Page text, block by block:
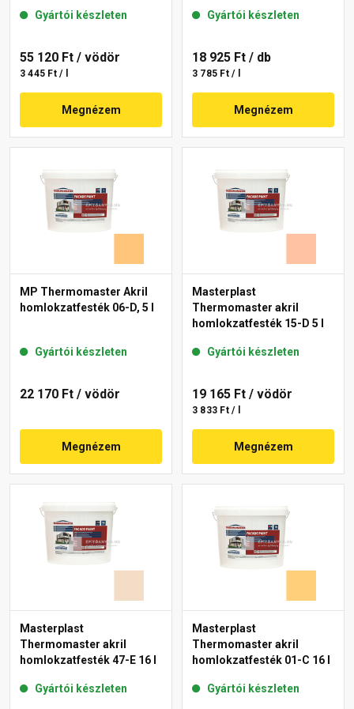
Gyártói készleten
55 120 Ft / vödör
3 445 Ft / l
Megnézem
Gyártói készleten
18 925 Ft / db
3 785 Ft / l
Megnézem
MP Thermomaster Akril
homlokzatfesték 06-D, 5 l
Gyártói készleten
22 170 Ft / vödör
Megnézem
Masterplast
Thermomaster akril
homlokzatfesték 15-D 5 l
Gyártói készleten
19 165 Ft / vödör
3 833 Ft / l
Megnézem
Masterplast
Thermomaster akril
homlokzatfesték 47-E 16 l
Gyártói készleten
Masterplast
Thermomaster akril
homlokzatfesték 01-C 16 l
Gyártói készleten